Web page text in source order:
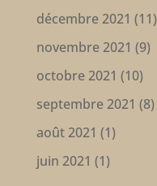
décembre 2021 (11)
novembre 2021 (9)
octobre 2021 (10)
septembre 2021 (8)
août 2021 (1)
juin 2021 (1)